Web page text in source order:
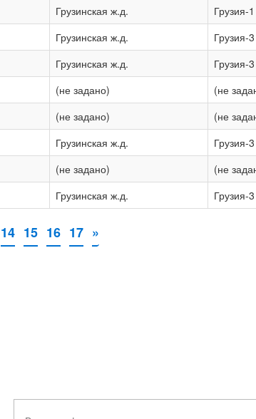
Грузинская ж.д.
Грузия-1
Грузинская ж.д.
Грузия-3
Грузинская ж.д.
Грузия-3
(не задано)
(не
(не задано)
(не
Грузинская ж.д.
Грузия-3
(не задано)
(не
Грузинская ж.д. Грузия-3
14 15 16 17 »